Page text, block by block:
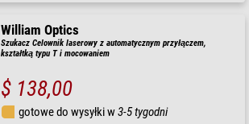
William Optics
Szukacz Celownik laserowy z automatycznym przyłączem,
kształtką typu T i mocowaniem
$ 138,00
gotowe do wysyłki w3-5 tygodni